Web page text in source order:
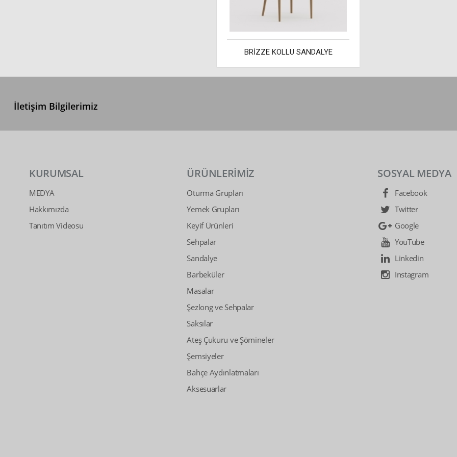
BRİZZE KOLLU SANDALYE
İletişim Bilgilerimiz
KURUMSAL
MEDYA
Hakkımızda
Tanıtım Videosu
ÜRÜNLERİMİZ
Oturma Grupları
Yemek Grupları
Keyif Ürünleri
Sehpalar
Sandalye
Barbeküler
Masalar
Şezlong ve Sehpalar
Saksılar
Ateş Çukuru ve Şömineler
Şemsiyeler
Bahçe Aydınlatmaları
Aksesuarlar
SOSYAL MEDYA
Facebook
Twitter
Google
YouTube
Linkedin
Instagram